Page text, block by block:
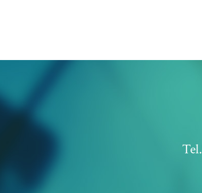
Tel.